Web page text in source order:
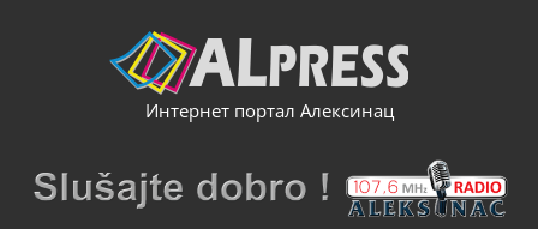
Интернет портал Алексинац